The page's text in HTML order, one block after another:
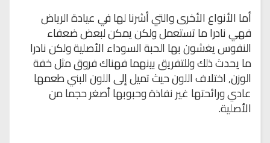
أما الأنواع الأخرى والتي أشرنا لها في عيادة الرياض
فهي نادرا ما تستعمل ولكن يمكن لبعض ضعفاء
النفوس يغشون بها الحبة السوداء الأصلية ولكن نادرا
ما يحدث ذلك وللتفريق بينهما فهناك فروق مثل خفة
الوزن, اختلاف اللون حيث تميل إلى اللون البني طعمها
عادي ورائحتها غير نفاذة وحبوبها أصغر حجما من
الأصلية.